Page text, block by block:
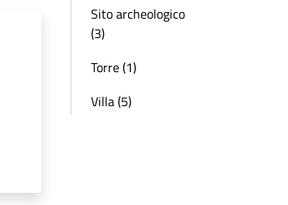
Sito archeologico
(3)
Torre (1)
Villa (5)